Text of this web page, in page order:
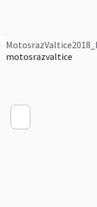
motosrazvaltice